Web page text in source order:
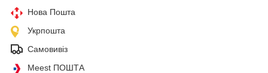
Нова Пошта
Укрпошта
Самовивіз
Meest ПОШТА